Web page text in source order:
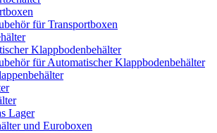
für Transportboxen
Klappbodenbehälter
für Automatischer Klappbodenbehälter
Lager
und Euroboxen